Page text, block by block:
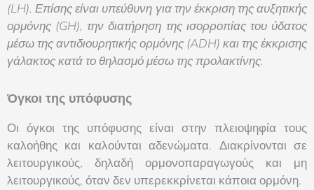
(LH). Επίσης είναι υπεύθυνη για την έκκριση της αυξητικής
ορμόνης (GH), την διατήρηση της ισορροπίας του ύδατος
μέσω της αντιδιουρητικής ορμόνης (ADH) και της έκκρισης
γάλακτος κατά το θηλασμό μέσω της προλακτίνης.
Όγκοι της υπόφυσης
Οι όγκοι της υπόφυσης είναι στην πλειοψηφία τους
καλοήθης και καλούνται αδενώματα. Διακρίνονται σε
λειτουργικούς, δηλαδή ορμονοπαραγωγούς και μη
λειτουργικούς, όταν δεν υπερεκκρίνεται κάποια ορμόνη.